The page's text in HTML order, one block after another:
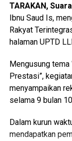
Views: 58
Bagikan ke
Messenger
TARAKAN,
Ibnu Saud Is,
Rakyat
halaman UPTD
Mengusung tema
Prestasi”,
menyampaikan
selama 9 bulan
Dalam kurun
mendapatkan